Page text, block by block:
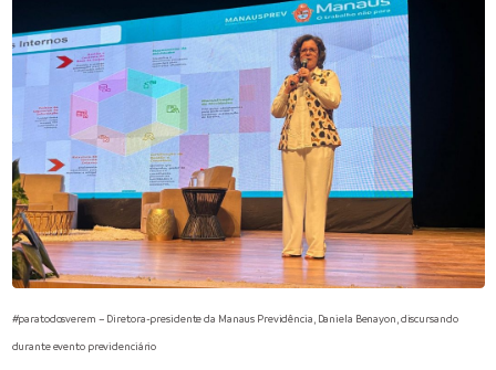
#paratodosverem – Diretora-presidente da Manaus Previdência, Daniela Benayon, discursando
durante evento previdenciário